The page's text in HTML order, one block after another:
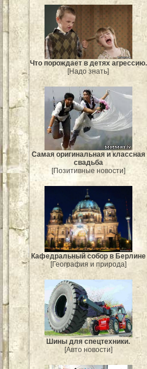
Что порождает в детях агрессию.
[Надо знать]
Самая оригинальная и классная
свадьба
[Позитивные новости]
Кафедральный собор в Берлине
[География и природа]
Шины для спецтехники.
[Авто новости]